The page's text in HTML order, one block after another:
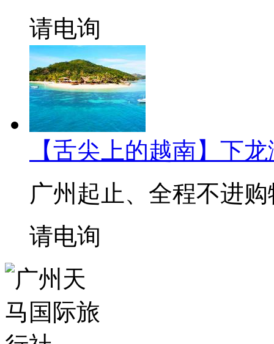
请电询
【舌尖上的越南】下
广州起止、全程不进
请电询